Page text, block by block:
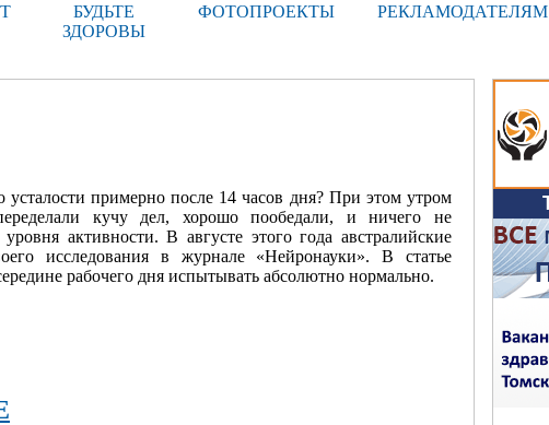
БУДЬТЕ
ЗДОРОВЫ
ФОТОПРОЕКТЫ РЕКЛАМОДАТЕЛЯМ
примерно после 14 часов дня? При этом утром
кучу дел, хорошо пообедали, и ничего не
активности. В августе этого года австралийские
исследования в журнале «Нейронауки». В статье
рабочего дня испытывать абсолютно нормально.